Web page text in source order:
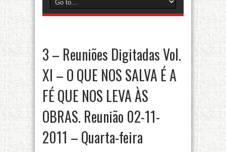
3 – Reuniões Digitadas Vol.
XI – O QUE NOS SALVA É A
FÉ QUE NOS LEVA ÀS
OBRAS. Reunião 02-11-
2011 – Quarta-feira